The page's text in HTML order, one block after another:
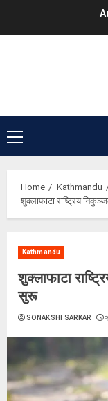
Primary
Menu
Home
Kathmandu
शुक्लाफाटा राष्ट्रिय
Kathmandu
शुक्लाफाटा
सुरू
SONAKSHI SARKAR